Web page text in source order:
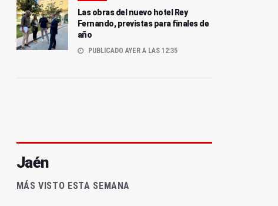
Las obras del nuevo hotel Rey
Fernando, previstas para finales de
año
PUBLICADO AYER A LAS 12:35
Jaén
MÁS VISTO ESTA SEMANA